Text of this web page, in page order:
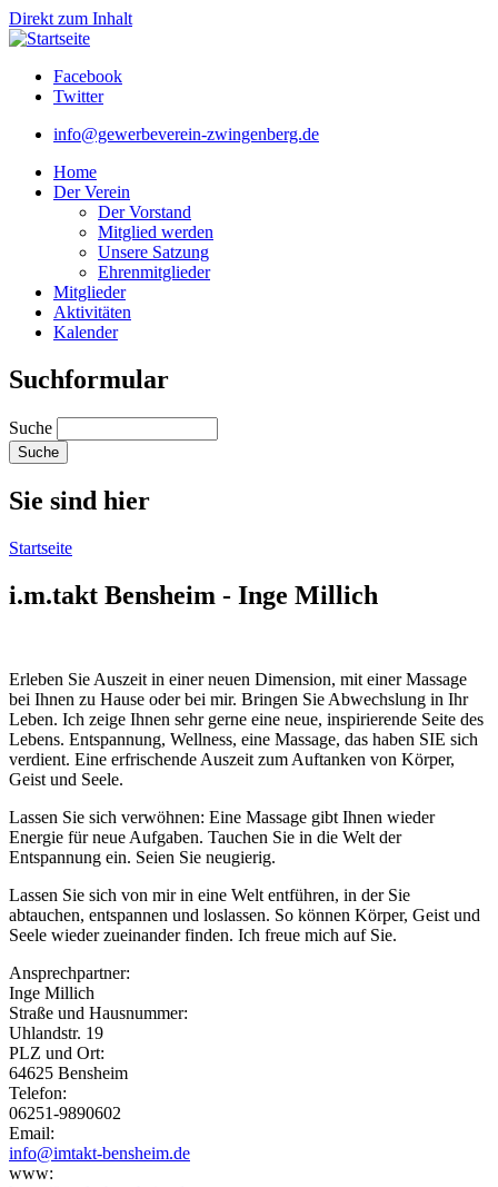
Direkt zum Inhalt
Facebook
Twitter
info@gewerbeverein-zwingenberg.de
Home
Der Verein
Der Vorstand
Mitglied werden
Unsere Satzung
Ehrenmitglieder
Mitglieder
Aktivitäten
Kalender
Suchformular
Suche
Sie sind hier
Startseite
i.m.takt Bensheim - Inge Millich
Erleben Sie Auszeit in einer neuen Dimension, mit einer Massage
bei Ihnen zu Hause oder bei mir. Bringen Sie Abwechslung in Ihr
Leben. Ich zeige Ihnen sehr gerne eine neue, inspirierende Seite des
Lebens. Entspannung, Wellness, eine Massage, das haben SIE sich
verdient. Eine erfrischende Auszeit zum Auftanken von Körper,
Geist und Seele.
Lassen Sie sich verwöhnen: Eine Massage gibt Ihnen wieder
Energie für neue Aufgaben. Tauchen Sie in die Welt der
Entspannung ein. Seien Sie neugierig.
Lassen Sie sich von mir in eine Welt entführen, in der Sie
abtauchen, entspannen und loslassen. So können Körper, Geist und
Seele wieder zueinander finden. Ich freue mich auf Sie.
Ansprechpartner:
Inge Millich
Straße und Hausnummer:
Uhlandstr. 19
PLZ und Ort:
64625 Bensheim
Telefon:
06251-9890602
Email:
info@imtakt-bensheim.de
www: